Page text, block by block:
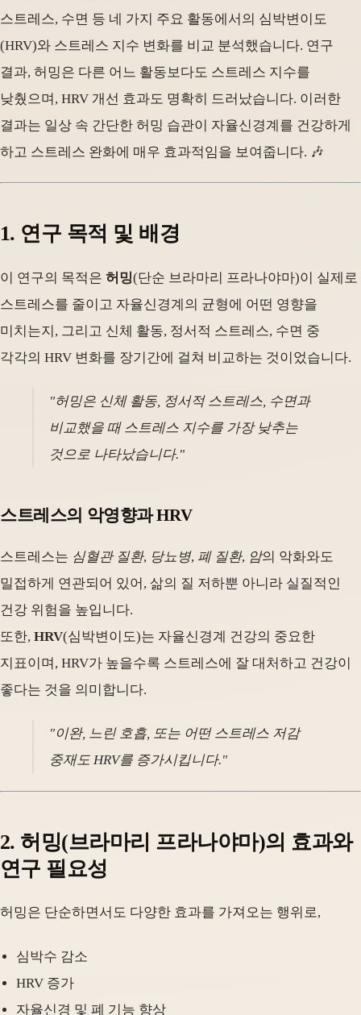
스트레스, 수면 등 네 가지 주요 활동에서의 심박변이도
(HRV)와 스트레스 지수 변화를 비교 분석했습니다. 연구
결과, 허밍은 다른 어느 활동보다도 스트레스 지수를
낮췄으며, HRV 개선 효과도 명확히 드러났습니다. 이러한
결과는 일상 속 간단한 허밍 습관이 자율신경계를 건강하게
하고 스트레스 완화에 매우 효과적임을 보여줍니다. 🎶
1. 연구 목적 및 배경
이 연구의 목적은 허밍(단순 브라마리 프라나야마)이 실제로
스트레스를 줄이고 자율신경계의 균형에 어떤 영향을
미치는지, 그리고 신체 활동, 정서적 스트레스, 수면 중
각각의 HRV 변화를 장기간에 걸쳐 비교하는 것이었습니다.
"허밍은 신체 활동, 정서적 스트레스, 수면과
비교했을 때 스트레스 지수를 가장 낮추는
것으로 나타났습니다."
스트레스의 악영향과 HRV
스트레스는 심혈관 질환, 당뇨병, 폐 질환, 암의 악화와도
밀접하게 연관되어 있어, 삶의 질 저하뿐 아니라 실질적인
건강 위험을 높입니다.
또한, HRV(심박변이도)는 자율신경계 건강의 중요한
지표이며, HRV가 높을수록 스트레스에 잘 대처하고 건강이
좋다는 것을 의미합니다.
"이완, 느린 호흡, 또는 어떤 스트레스 저감
중재도 HRV를 증가시킵니다."
2. 허밍(브라마리 프라나야마)의 효과와
연구 필요성
허밍은 단순하면서도 다양한 효과를 가져오는 행위로,
심박수 감소
HRV 증가
자율신경 및 폐 기능 향상